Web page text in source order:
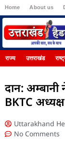
Home About us
राज्य उत्तराखंड
दान: अम्बानी
BKTC
Uttarakhand
No Comments